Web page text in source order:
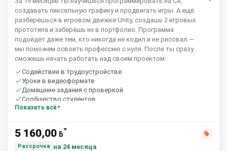
создавать пиксельную графику и продвигать игры. А ещё
разберёшься в игровом движке Unity, создашь 2 игровых
прототипа и заберёшь их в портфолио. Программа
подойдёт даже тем, кто никогда не кодил и не рисовал —
мы поможем освоить профессию с нуля. После ты сразу
сможешь начать работать над своим проектом.
Содействие в трудоустройстве
Уроки в видеоформате
Домашние задания с проверкой
Сообщество студентов
Старт 9 августа
Показать всё
5 160,00 ƃ*
Рассрочка на 24 месяца